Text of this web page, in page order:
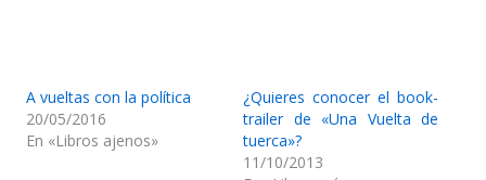
A vueltas con la política
20/05/2016
En «Libros ajenos»
¿Quieres conocer el book-
trailer de «Una Vuelta de
tuerca»?
11/10/2013